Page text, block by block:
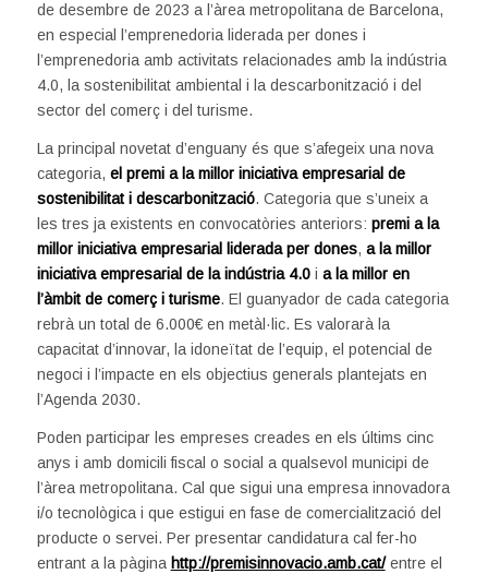
de desembre de 2023 a l’àrea metropolitana de Barcelona,
en especial l’emprenedoria liderada per dones i
l’emprenedoria amb activitats relacionades amb la indústria
4.0, la sostenibilitat ambiental i la descarbonització i del
sector del comerç i del turisme.
La principal novetat d’enguany és que s’afegeix una nova
categoria, el premi a la millor iniciativa empresarial de
sostenibilitat i descarbonització. Categoria que s’uneix a
les tres ja existents en convocatòries anteriors: premi a la
millor iniciativa empresarial liderada per dones, a la millor
iniciativa empresarial de la indústria 4.0i a la millor en
l’àmbit de comerç i turisme. El guanyador de cada categoria
rebrà un total de 6.000€ en metàl·lic. Es valorarà la
capacitat d’innovar, la idoneïtat de l’equip, el potencial de
negoci i l’impacte en els objectius generals plantejats en
l’Agenda 2030.
Poden participar les empreses creades en els últims cinc
anys i amb domicili fiscal o social a qualsevol municipi de
l’àrea metropolitana. Cal que sigui una empresa innovadora
i/o tecnològica i que estigui en fase de comercialització del
producte o servei. Per presentar candidatura cal fer-ho
entrant a la pàgina http://premisinnovacio.amb.cat/entre el